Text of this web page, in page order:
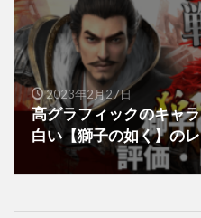
2023年2月27日
高グラフィックのキャ
白い【獅子の如く】の